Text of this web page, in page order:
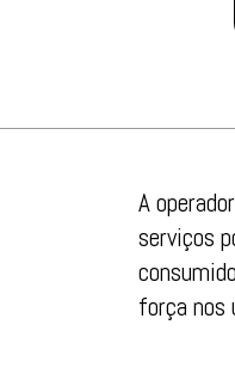
A
serviços
força nos